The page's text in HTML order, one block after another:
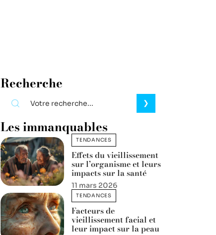
Recherche
Les immanquables
TENDANCES
Effets du vieillissement
sur l’organisme et leurs
impacts sur la santé
11 mars 2026
TENDANCES
Facteurs de
vieillissement facial et
leur impact sur la peau